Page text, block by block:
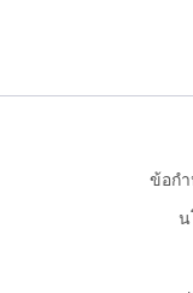
ข้อก
น